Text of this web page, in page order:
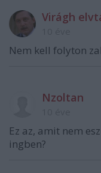
Virágh
Nem kell folyton
Nzoltan
Ez az, amit nem
ingben?